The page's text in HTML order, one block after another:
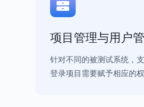
项目管理与用户
针对不同的被测试系统，
登录项目需要赋予相应的权